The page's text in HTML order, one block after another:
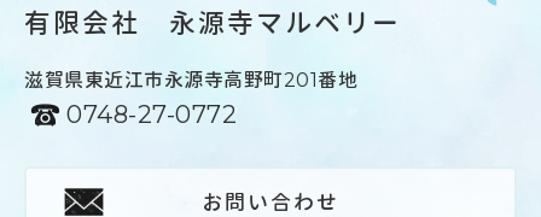
有限会社 永源寺マルベリー
滋賀県東近江市永源寺高野町201番地
0748-27-0772
お問い合わせ